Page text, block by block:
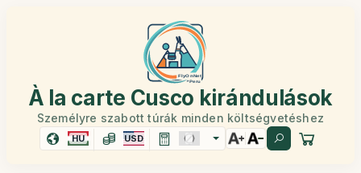
À la carte Cusco kirándulások
Személyre szabott túrák minden költségvetéshez
HU USD